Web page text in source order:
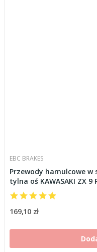
EBC BRAKES
Przewody hamulcowe w
tylna oś KAWASAKI ZX 9
169,10 zł